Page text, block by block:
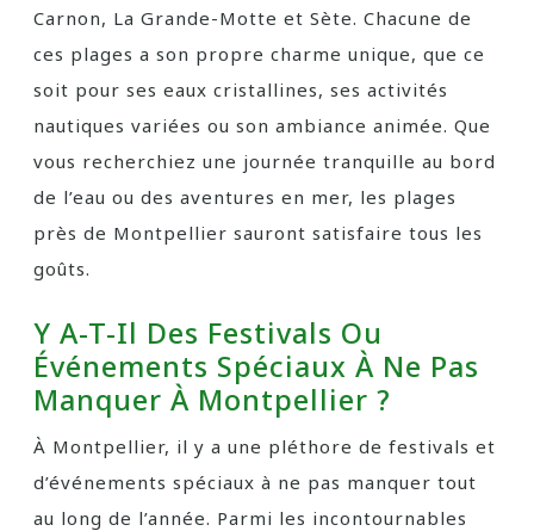
Carnon, La Grande-Motte et Sète. Chacune de
ces plages a son propre charme unique, que ce
soit pour ses eaux cristallines, ses activités
nautiques variées ou son ambiance animée. Que
vous recherchiez une journée tranquille au bord
de l’eau ou des aventures en mer, les plages
près de Montpellier sauront satisfaire tous les
goûts.
Y A-T-Il Des Festivals Ou
Événements Spéciaux À Ne Pas
Manquer À Montpellier ?
À Montpellier, il y a une pléthore de festivals et
d’événements spéciaux à ne pas manquer tout
au long de l’année. Parmi les incontournables